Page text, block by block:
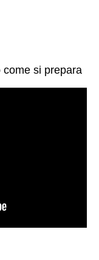
come si prepara